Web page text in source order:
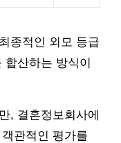
종적인 외모 등급
합산하는 방식이
, 결혼정보회사에
관적인 평가를